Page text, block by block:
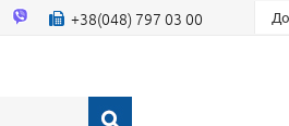
+38(048) 797 03 00